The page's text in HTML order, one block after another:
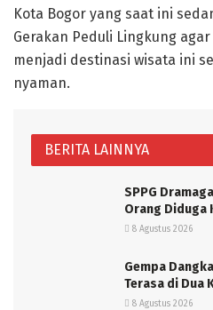
Kota Bogor yang saat ini
Gerakan Peduli Lingkung
menjadi destinasi wisata ini
nyaman.
BERITA LAINNYA
SPPG
Orang Diduga
8 Agustus 2026
Gempa
Terasa di Dua
8 Agustus 2026